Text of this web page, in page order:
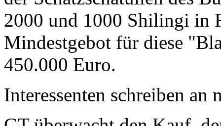
2000 und 1000 Shilingi in
Mindestgebot für diese
450.000 Euro.
Interessenten schreiben